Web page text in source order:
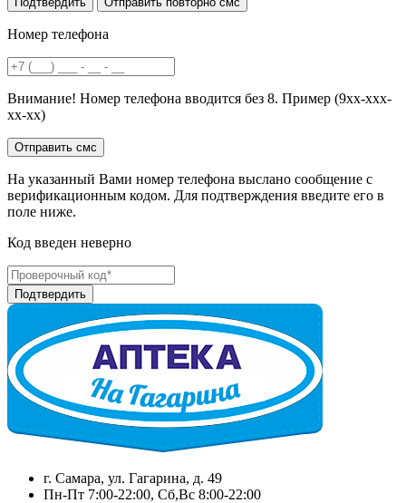
Номер телефона
Внимание! Номер телефона вводится без 8. Пример (9хх-ххх-
хх-хх)
На указанный Вами номер телефона выслано сообщение с
верификационным кодом. Для подтверждения введите его в
поле ниже.
Код введен неверно
г. Самара, ул. Гагарина, д. 49
Пн-Пт 7:00-22:00, Сб,Вс 8:00-22:00